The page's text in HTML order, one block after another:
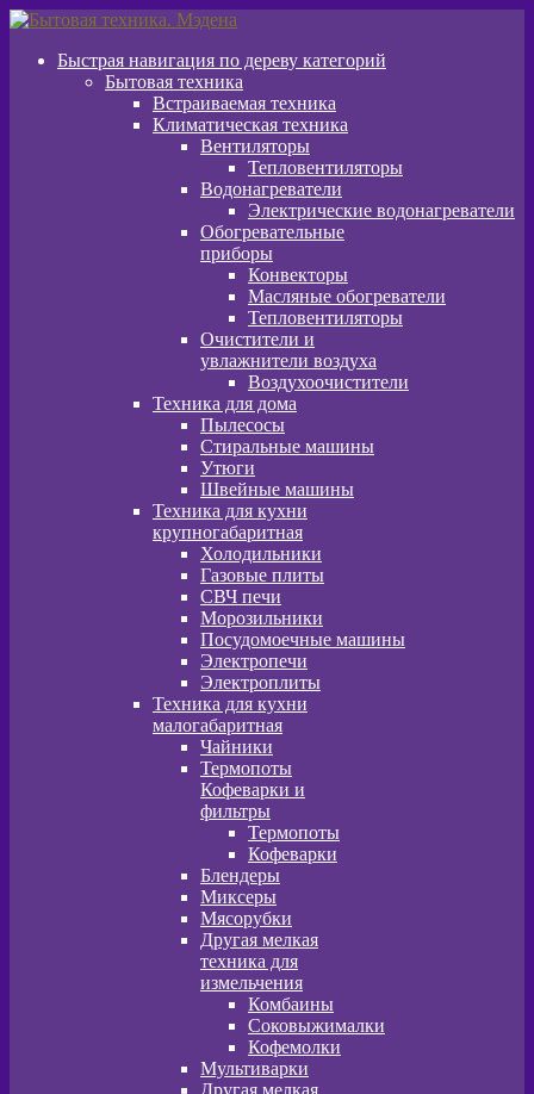
Перейти
навигации
Перейти
содержимому
Быстрая навигация по дереву категорий
Бытовая техника
Встраиваемая техника
Климатическая техника
Вентиляторы
Тепловентиляторы
Водонагреватели
Электрические водонагреватели
Обогревательные
приборы
Конвекторы
Масляные обогреватели
Тепловентиляторы
Очистители и
увлажнители воздуха
Воздухоочистители
Техника для дома
Пылeсосы
Стиральные машины
Утюги
Швейные машины
Техника для кухни
крупногабаритная
Холодильники
Газовые плиты
СВЧ печи
Морозильники
Посудомоечные машины
Электропечи
Электроплиты
Техника для кухни
малогабаритная
Чайники
Термопоты
Кофеварки и
фильтры
Термопоты
Кофеварки
Блендеры
Миксеры
Мясорубки
Другая мелкая
техника для
измельчения
Комбаины
Соковыжималки
Кофемолки
Мультиварки
Другая мелкая